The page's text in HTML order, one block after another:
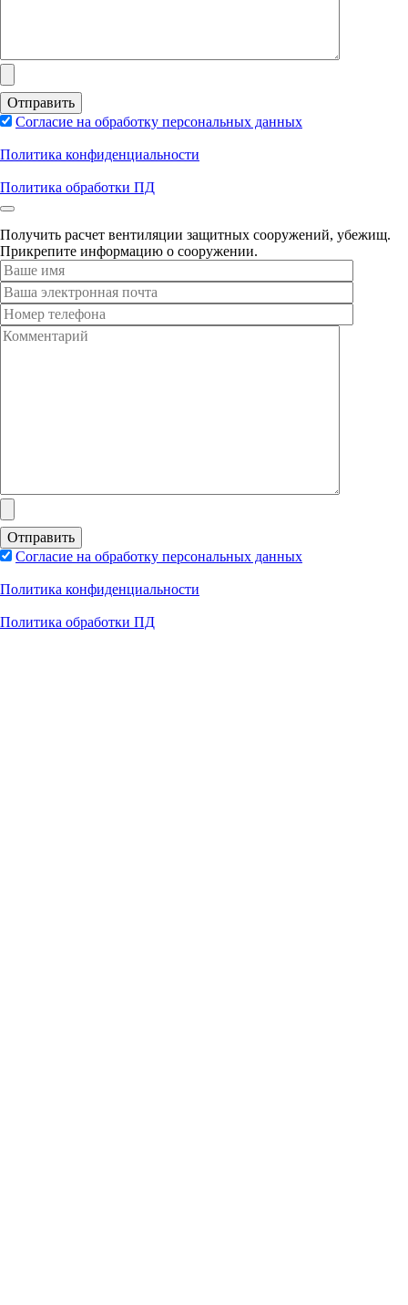
Согласие на обработку персональных данных
Политика конфиденциальности
Политика обработки ПД
Получить расчет вентиляции защитных сооружений, убежищ.
Прикрепите информацию о сооружении.
Согласие на обработку персональных данных
Политика конфиденциальности
Политика обработки ПД